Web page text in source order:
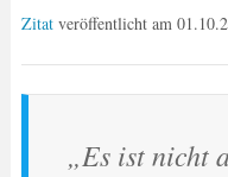
Zitatveröffentlicht am
„Es ist nicht